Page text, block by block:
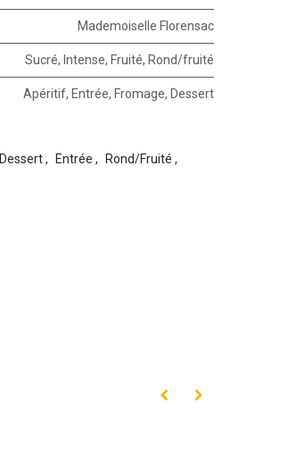
Mademoiselle Florensac
Sucré, Intense, Fruité, Rond/fruité
Apéritif, Entrée, Fromage, Dessert
Dessert, Entrée , Rond/Fruité ,